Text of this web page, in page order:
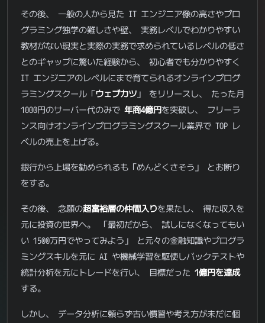
その後、 一般の人から見た IT エンジニア像の高さやプロ
グラミング独学の難しさや壁、 実務レベルでわかりやすい
教材がない現実と実際の実務で求められているレベルの低さ
とのギャップに驚いた経験から、 初心者でも分かりやすく
IT エンジニアのレベルにまで育てられるオンラインプログ
ラミングスクール「ウェブカツ」 をリリースし、 たった月
1000円のサーバー代のみで 年商4億円を突破し、 フリーラ
ンス向けオンラインプログラミングスクール業界で TOP レ
ベルの売上を上げる。
銀行から上場を勧められるも「めんどくさそう」 とお断り
をする。
その後、 念願の超富裕層の仲間入りを果たし、 得た収入を
元に投資の世界へ。 「最初だから、 試しになくなってもい
い 1500万円でやってみよう」 と元々の金融知識やプログラ
ミングスキルを元に AI や機械学習を駆使しバックテストや
統計分析を元にトレードを行い、 目標だった 1億円を達成
する。
しかし、 データ分析に頼らず古い慣習や考え方が未だに個